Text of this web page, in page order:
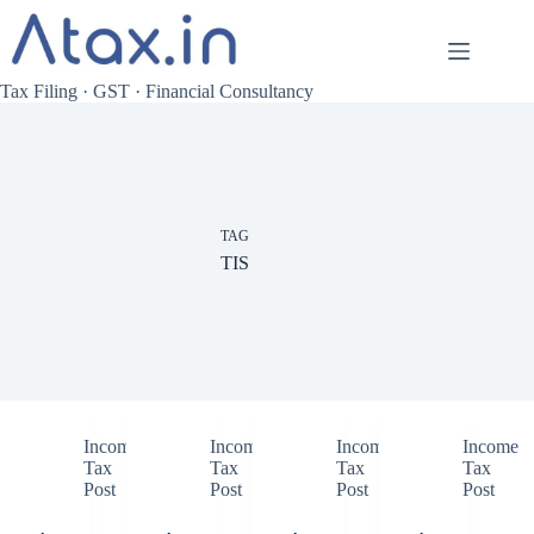
Skip
content
Tax Filing · GST · Financial Consultancy
TAG
TIS
Income
Tax
Post
Income
Tax
Post
Income
Tax
Post
Income
Tax
Post